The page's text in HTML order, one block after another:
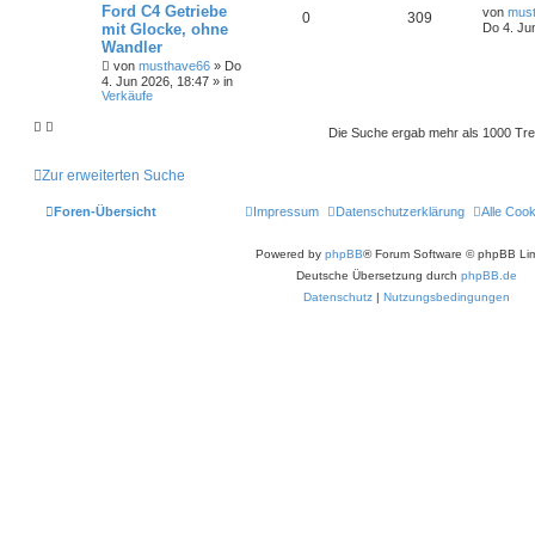
Ford C4 Getriebe
mit Glocke, ohne
Wandler
von musthave66 » Do
4. Jun 2026, 18:47 » in
Verkäufe
0 309 von
Do 4.
Die Suche ergab mehr als 1000
Zur erweiterten Suche
Foren-Übersicht Alle
Datenschutzerklärung
Impressum
Powered by phpBB® Forum Software © phpBB
Deutsche Übersetzung durch phpBB.de
Datenschutz | Nutzungsbedingungen